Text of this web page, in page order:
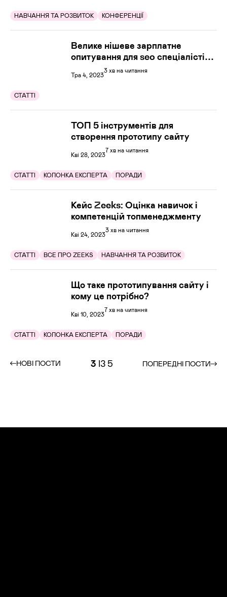
НАВЧАННЯ ТА РОЗВИТОК КОНФЕРЕНЦІЇ
Велике нішеве зарплатне
опитування для seo спеціалістів
та affiliate менеджерів
Тра 4, 20233 хв на читання
СТАТТІ
ТОП 5 інструментів для
створення прототипу сайту
Кві 28, 20237 хв на читання
СТАТТІ КОЛОНКА ЕКСПЕРТА ПОРАДИ
Кейс Zeeks: Оцінка навичок і
компетенцій топменеджменту
Кві 24, 20233 хв на читання
СТАТТІ ВСЕ ПРО ZEEKS НАВЧАННЯ ТА РОЗВИТОК
Що таке прототипування сайту і
кому це потрібно?
Кві 10, 20237 хв на читання
СТАТТІ КОЛОНКА ЕКСПЕРТА ПОРАДИ
НОВІ ПОСТИ 3 ІЗ 5 ПОПЕРЕДНІ ПОСТИ